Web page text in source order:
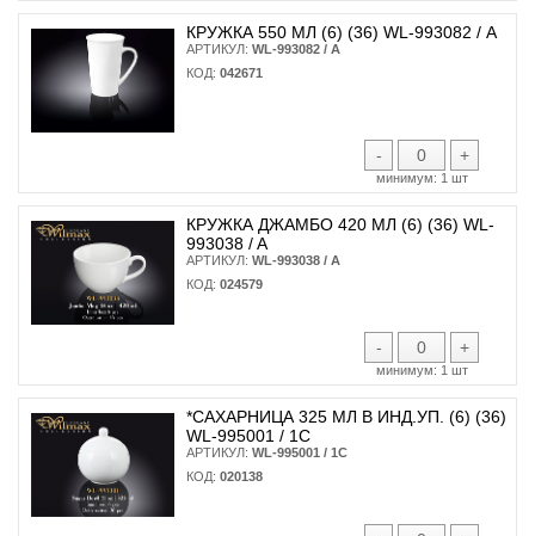
КРУЖКА 550 МЛ (6) (36) WL-993082 / А
АРТИКУЛ: WL-993082 / A
КОД: 042671
- +
минимум: 1 шт
КРУЖКА ДЖАМБО 420 МЛ (6) (36) WL-
993038 / A
АРТИКУЛ: WL-993038 / A
КОД: 024579
- +
минимум: 1 шт
*САХАРНИЦА 325 МЛ В ИНД.УП. (6) (36)
WL-995001 / 1С
АРТИКУЛ: WL-995001 / 1C
КОД: 020138